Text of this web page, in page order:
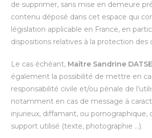
de supprimer, sans mise en demeure
contenu déposé dans cet espace qui
législation applicable en France, en
dispositions relatives à la protection des
Le cas échéant, Maître Sandrine
également la possibilité de mettre en
responsabilité civile et/ou pénale de
notamment en cas de message à
injurieux, diffamant, ou pornographique,
support utilisé (texte, photographie …).